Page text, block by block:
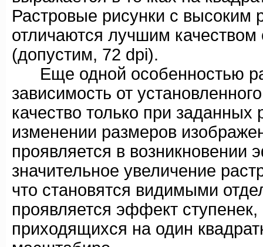
Растровые рисунки с
отличаются лучшим
(допустим, 72 dpi).
Еще одной особенностью
зависимость от
качество только при
изменении размеров
проявляется в возникновении
значительное увеличение
что становятся видимыми
проявляется эффект
приходящихся на один